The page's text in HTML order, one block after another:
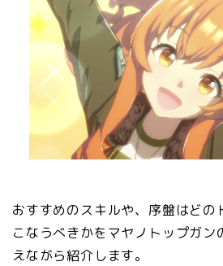
おすすめのスキルや、序盤はどの
こなうべきかをマヤノトップガン
えながら紹介します。